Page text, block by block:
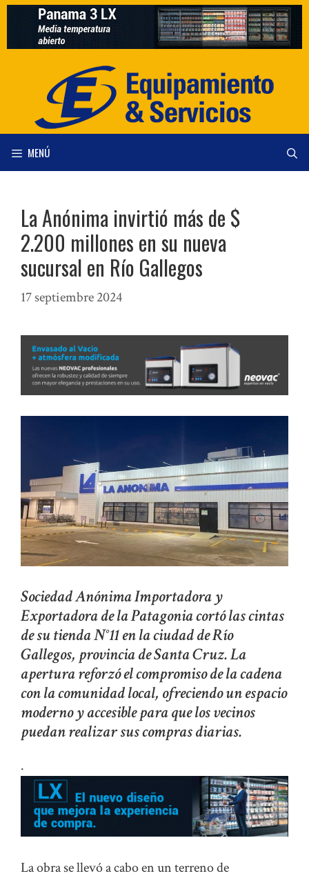
Saltar
contenido
MENÚ
La Anónima invirtió más de $
2.200 millones en su nueva
sucursal en Río Gallegos
17 septiembre 2024
Sociedad Anónima Importadora y
Exportadora de la Patagonia cortó las cintas
de su tienda N°11 en la ciudad de Río
Gallegos, provincia de Santa Cruz. La
apertura reforzó el compromiso de la cadena
con la comunidad local, ofreciendo un espacio
moderno y accesible para que los vecinos
puedan realizar sus compras diarias.
.
La obra se llevó a cabo en un terreno de